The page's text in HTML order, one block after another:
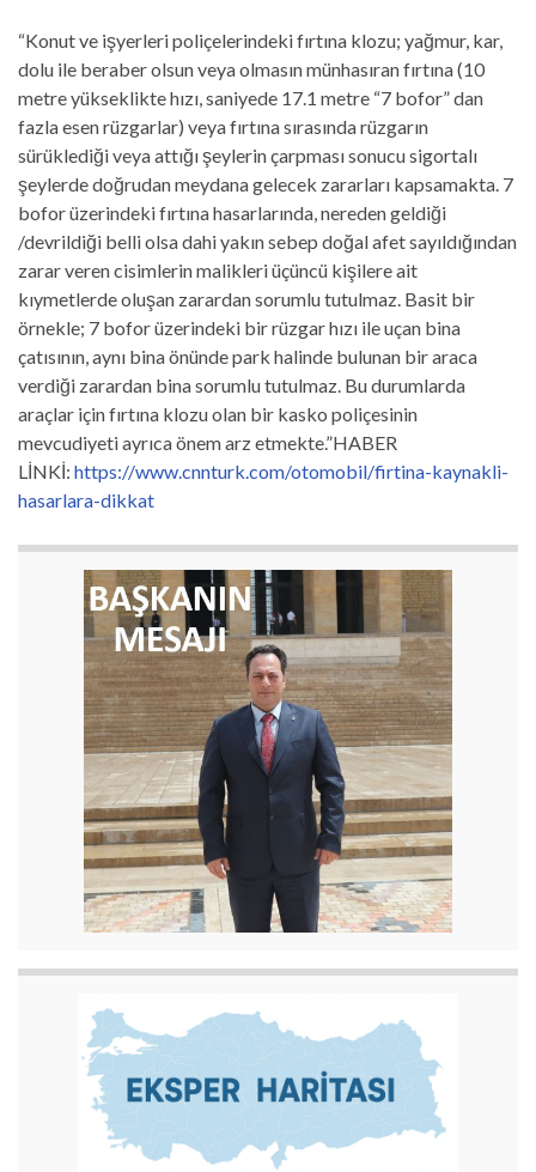
“Konut ve işyerleri poliçelerindeki fırtına klozu; yağmur, kar,
dolu ile beraber olsun veya olmasın münhasıran fırtına (10
metre yükseklikte hızı, saniyede 17.1 metre “7 bofor” dan
fazla esen rüzgarlar) veya fırtına sırasında rüzgarın
sürüklediği veya attığı şeylerin çarpması sonucu sigortalı
şeylerde doğrudan meydana gelecek zararları kapsamakta. 7
bofor üzerindeki fırtına hasarlarında, nereden geldiği
/devrildiği belli olsa dahi yakın sebep doğal afet sayıldığından
zarar veren cisimlerin malikleri üçüncü kişilere ait
kıymetlerde oluşan zarardan sorumlu tutulmaz. Basit bir
örnekle; 7 bofor üzerindeki bir rüzgar hızı ile uçan bina
çatısının, aynı bina önünde park halinde bulunan bir araca
verdiği zarardan bina sorumlu tutulmaz. Bu durumlarda
araçlar için fırtına klozu olan bir kasko poliçesinin
mevcudiyeti ayrıca önem arz etmekte.”HABER
LİNKİ: https://www.cnnturk.com/otomobil/firtina-kaynakli-
hasarlara-dikkat